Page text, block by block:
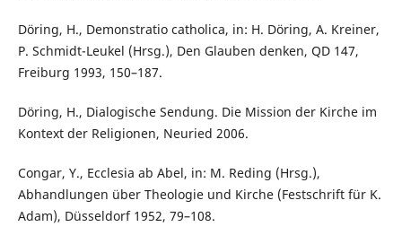
Döring, H., Demonstratio catholica, in: H. Döring, A. Kreiner,
P. Schmidt-Leukel (Hrsg.), Den Glauben denken, QD 147,
Freiburg 1993, 150–187.
Döring, H., Dialogische Sendung. Die Mission der Kirche im
Kontext der Religionen, Neuried 2006.
Congar, Y., Ecclesia ab Abel, in: M. Reding (Hrsg.),
Abhandlungen über Theologie und Kirche (Festschrift für K.
Adam), Düsseldorf 1952, 79–108.